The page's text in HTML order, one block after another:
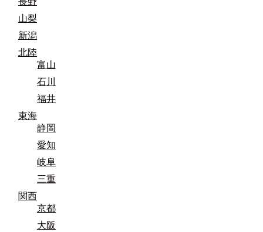
山梨
新潟
北陸
富山
石川
福井
東海
静岡
愛知
岐阜
三重
関西
京都
大阪